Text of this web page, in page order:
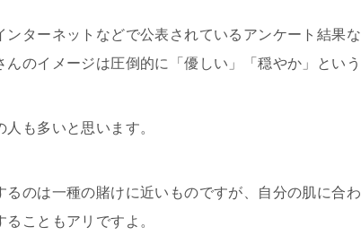
ンターネットなどで公表されているアンケート結果
のイメージは圧倒的に「優しい」「穏やか」とい
も多いと思います。
のは一種の賭けに近いものですが、自分の肌に合
こともアリですよ。